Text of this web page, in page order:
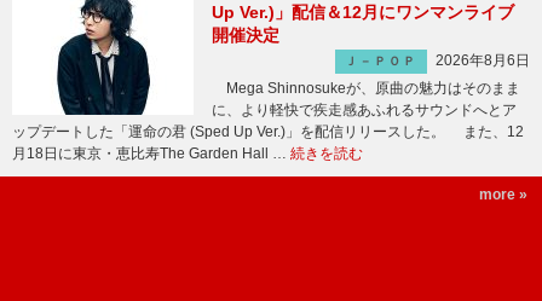
Up Ver.)」配信＆12月にワンマンライブ
開催決定
Ｊ－ＰＯＰ
2026年8月6日
Mega Shinnosukeが、原曲の魅力はそのまま
に、より軽快で疾走感あふれるサウンドへとア
ップデートした「運命の君 (Sped Up Ver.)」を配信リリースした。 また、12
月18日に東京・恵比寿The Garden Hall … 続きを読む
more »